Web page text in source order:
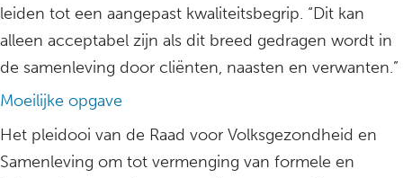
leiden tot een aangepast kwaliteitsbegrip. “Dit kan
alleen acceptabel zijn als dit breed gedragen wordt in
de samenleving door cliënten, naasten en verwanten.”
Moeilijke opgave
Het pleidooi van de Raad voor Volksgezondheid en
Samenleving om tot vermenging van formele en